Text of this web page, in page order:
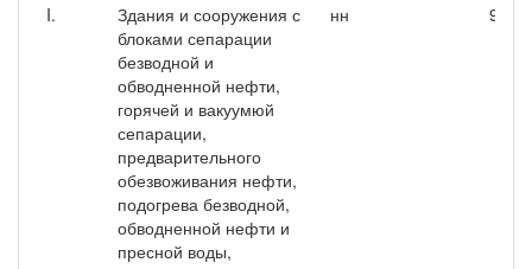
I.
Здания и сооружения с
блоками сепарации
безводной и
обводненной нефти,
горячей и вакуумюй
сепарации,
предварительного
обезвоживания нефти,
подогрева безводной,
обводненной нефти и
пресной воды,
нн 9